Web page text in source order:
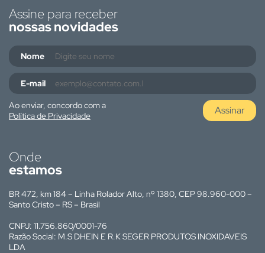
Assine para receber
nossas novidades
Nome
E-mail
Ao enviar, concordo com a
Política de Privacidade
Assinar
Onde
estamos
BR 472, km 184 – Linha Rolador Alto, nº 1380, CEP 98.960-000 –
Santo Cristo – RS – Brasil
CNPJ: 11.756.860/0001-76
Razão Social: M.S DHEIN E R.K SEGER PRODUTOS INOXIDAVEIS
LDA